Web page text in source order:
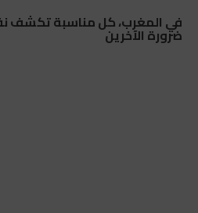
في المغرب، كل مناسبة تكشف
ضرورة الآخرين